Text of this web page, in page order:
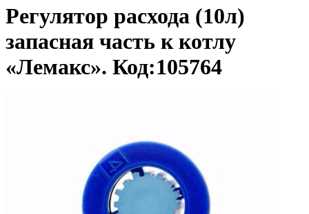
Регулятор расхода (10л)
запасная часть к котлу
«Лемакс». Код:105764